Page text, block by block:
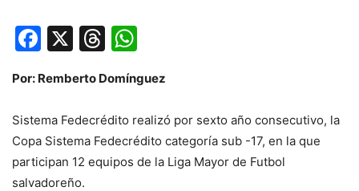
Facebook
X Threads
Por: Remberto Domínguez
Sistema Fedecrédito realizó por sexto año consecutivo, la
Copa Sistema Fedecrédito categoría sub -17, en la que
participan 12 equipos de la Liga Mayor de Futbol
salvadoreño.